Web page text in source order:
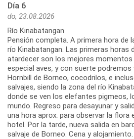
Día 6
do, 23.08.2026
Río Kinabatangan
Pensión completa. A primera hora de
río Kinabatangan. Las primeras horas
atardecer son los mejores momentos
especial aves, y con suerte
Hornbill de Borneo, cocodrilos, e
salvajes, siendo la zona del río
donde se ven los elefantes pigmeos,
mundo. Regreso para desayunar y
una hora aprox. para observar la flora
hotel. Por la tarde, nueva salida en
salvaje de Borneo. Cena y alojamiento.